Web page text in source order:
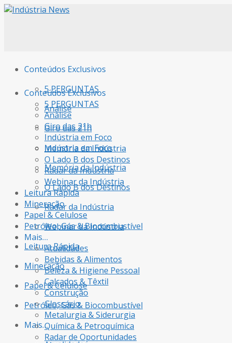
Conteúdos Exclusivos
5 PERGUNTAS
Análise
Giro das 21h
Indústria em Foco
Memória da Indústria
O Lado B dos Destinos
Radar da Indústria
Webinar da Indústria
Leitura Rápida
Mineração
Papel & Celulose
Petróleo, Gás & Biocombustível
Mais…
Conteúdos Exclusivos
5 PERGUNTAS
Análise
Giro das 21h
Indústria em Foco
Memória da Indústria
O Lado B dos Destinos
Radar da Indústria
Webinar da Indústria
Leitura Rápida
Mineração
Papel & Celulose
Petróleo, Gás & Biocombustível
Mais…
Atualidades
Bebidas & Alimentos
Beleza & Higiene Pessoal
Calçados & Têxtil
Construção
Glossário
Metalurgia & Siderurgia
Química & Petroquímica
Radar de Oportunidades